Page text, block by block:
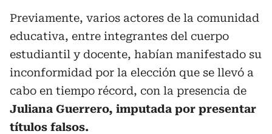
Previamente, varios actores de la comunidad
educativa, entre integrantes del cuerpo
estudiantil y docente, habían manifestado su
inconformidad por la elección que se llevó a
cabo en tiempo récord, con la presencia de
Juliana Guerrero, imputada por presentar
títulos falsos.